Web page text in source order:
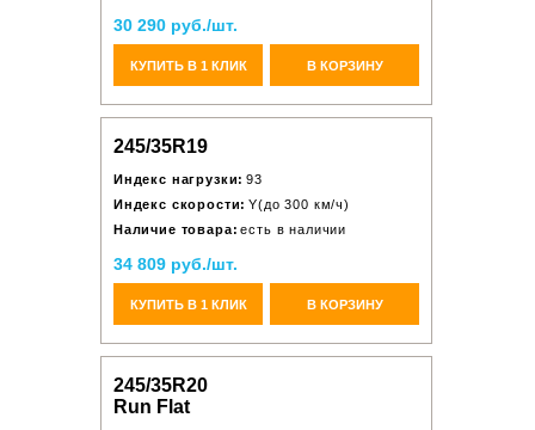
30 290 руб./шт.
КУПИТЬ В 1 КЛИК В КОРЗИНУ
245/35R19
Индекс нагрузки: 93
Индекс скорости: Y(до 300 км/ч)
Наличие товара: есть в наличии
34 809 руб./шт.
КУПИТЬ В 1 КЛИК В КОРЗИНУ
245/35R20
Run Flat